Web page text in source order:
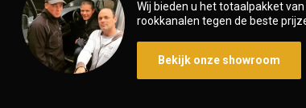
Wij bieden u het totaalpakket
rookkanalen tegen de beste
Bekijk onze showroom